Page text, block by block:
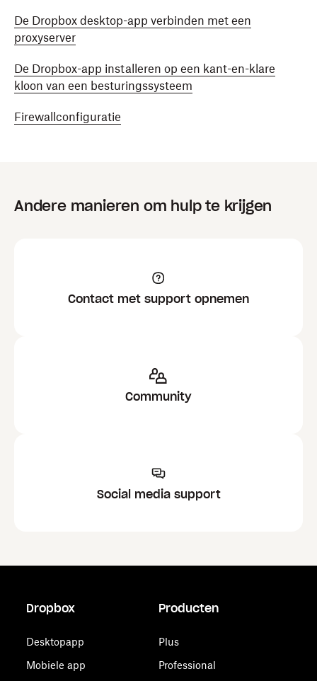
De Dropbox desktop-app verbinden met een
proxyserver
De Dropbox-app installeren op een kant-en-klare
kloon van een besturingssysteem
Firewallconfiguratie
Andere manieren om hulp te krijgen
Contact met support opnemen
Community
Social media support
Dropbox
Desktopapp
Mobiele app
Producten
Plus
Professional